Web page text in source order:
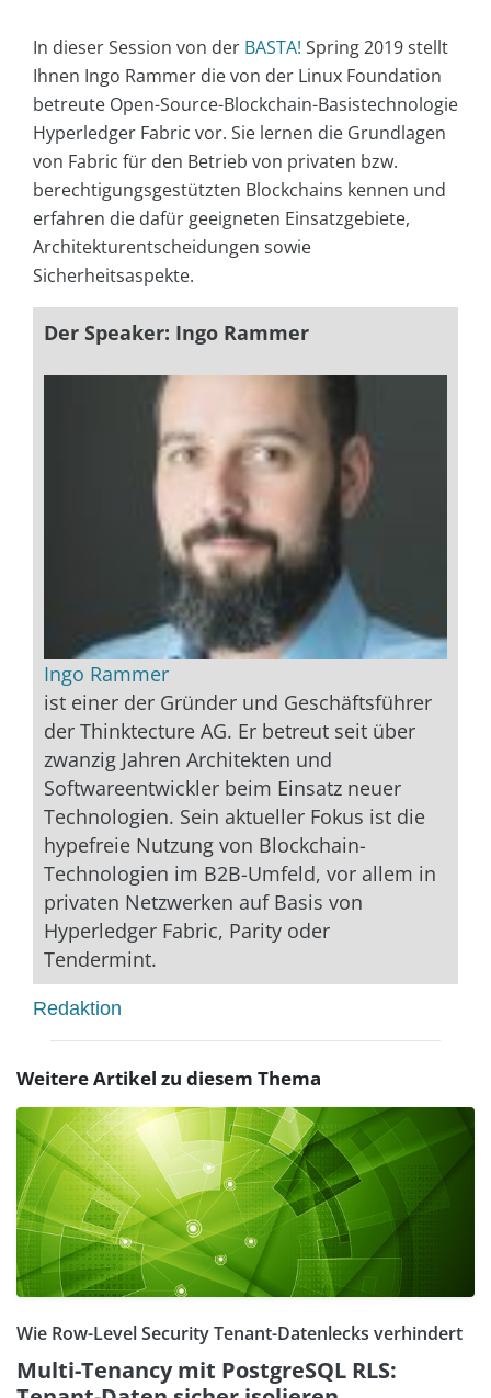
In dieser Session von der BASTA! Spring 2019 stellt
Ihnen Ingo Rammer die von der Linux Foundation
betreute Open-Source-Blockchain-Basistechnologie
Hyperledger Fabric vor. Sie lernen die Grundlagen
von Fabric für den Betrieb von privaten bzw.
berechtigungsgestützten Blockchains kennen und
erfahren die dafür geeigneten Einsatzgebiete,
Architekturentscheidungen sowie
Sicherheitsaspekte.
Der Speaker: Ingo Rammer
Ingo Rammer
ist einer der Gründer und Geschäftsführer
der Thinktecture AG. Er betreut seit über
zwanzig Jahren Architekten und
Softwareentwickler beim Einsatz neuer
Technologien. Sein aktueller Fokus ist die
hypefreie Nutzung von Blockchain-
Technologien im B2B-Umfeld, vor allem in
privaten Netzwerken auf Basis von
Hyperledger Fabric, Parity oder
Tendermint.
Redaktion
Weitere Artikel zu diesem Thema
Wie Row-Level Security Tenant-Datenlecks verhindert
Multi-Tenancy mit PostgreSQL RLS: